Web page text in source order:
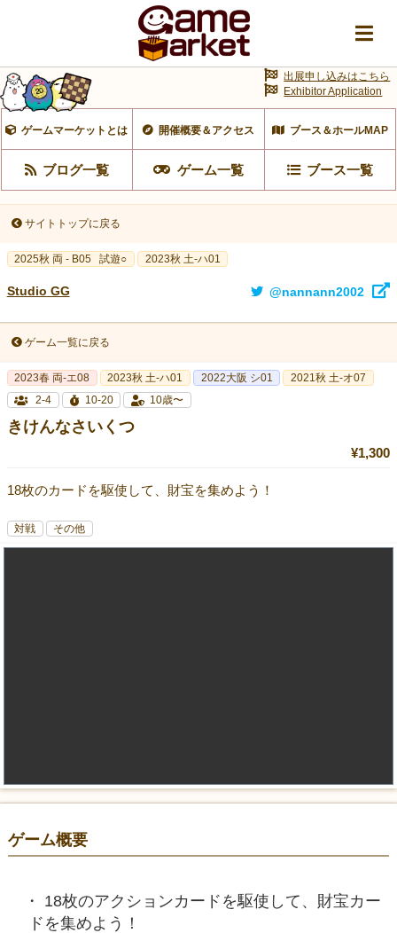
ゲームマーケットとは 開催概要＆アクセス ブース＆ホールMAP
ブログ一覧 ゲーム一覧 ブース一覧
出展申し込みはこちら
Exhibitor Application
サイトトップに戻る
2025秋 両 - B05 試遊○ 2023秋 土-ハ01
Studio GG @nannann2002
ゲーム一覧に戻る
2023春 両‐エ08 2023秋 土-ハ01 2022大阪 シ01
2021秋 土-オ07
2-4
10-20 10歳〜
きけんなさいくつ
¥1,300
18枚のカードを駆使して、財宝を集めよう！
対戦 その他
ゲーム概要
18枚のアクションカードを駆使して、財宝カー
ドを集めよう！